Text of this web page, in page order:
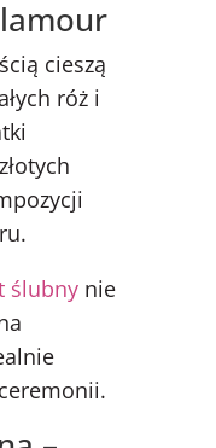
cieszą
róż i
ślubnynie